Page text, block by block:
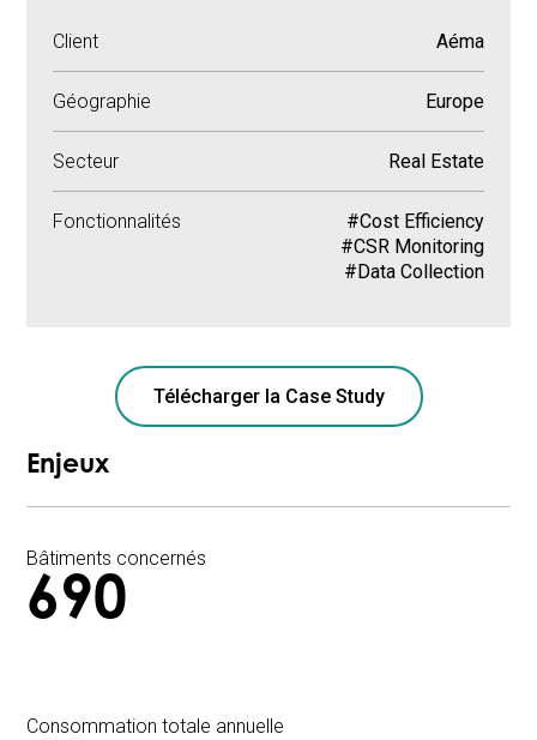
Client Aéma
Géographie Europe
Secteur Real Estate
Fonctionnalités
#Cost Efficiency
#CSR Monitoring
#Data Collection
Télécharger la Case Study
Enjeux
Bâtiments concernés
690
Consommation totale annuelle